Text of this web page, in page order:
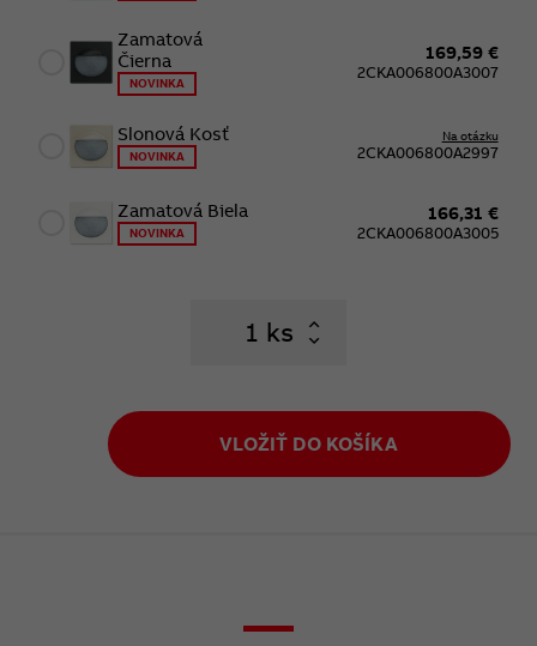
Zamatová
Čierna
NOVINKA
169,59 €
2CKA006800A3007
Slonová Kosť
NOVINKA
Na otázku
2CKA006800A2997
Zamatová Biela
NOVINKA
166,31 €
2CKA006800A3005
ks
VLOŽIŤ DO KOŠÍKA